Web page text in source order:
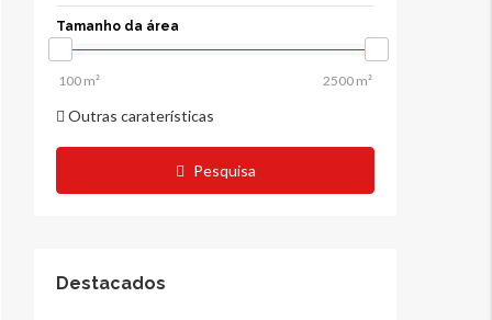
Tamanho da área
Outras caraterísticas
Pesquisa
Destacados